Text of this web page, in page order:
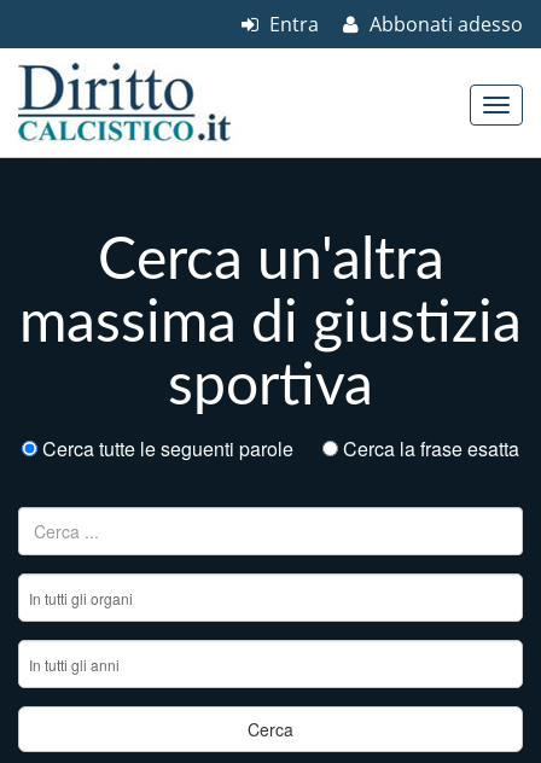
Abbonati adesso
Entra
Cerca un'altra
massima di giustizia
sportiva
Cerca tutte le seguenti parole Cerca la frase esatta
Ricerca per: